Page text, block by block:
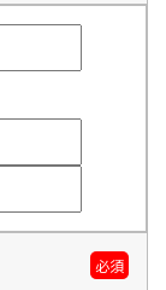
必須